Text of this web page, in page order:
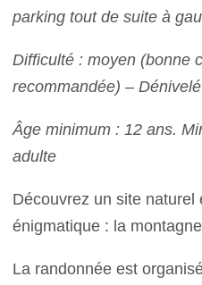
parking tout de suite à
Difficulté : moyen (bonne
recommandée) –
Âge minimum : 12 ans.
adulte
Découvrez un site naturel
énigmatique : la
La randonnée est